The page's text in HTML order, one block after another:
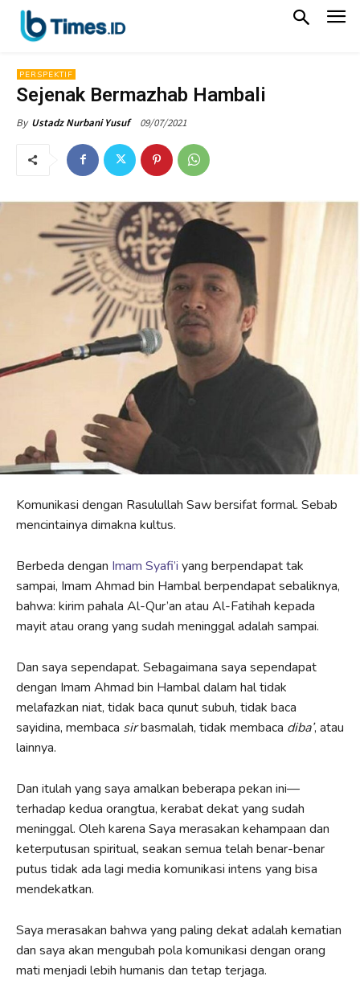
PERSPEKTIF
Sejenak Bermazhab Hambali
By Ustadz Nurbani Yusuf 09/07/2021
Komunikasi dengan Rasulullah Saw bersifat formal. Sebab
mencintainya dimakna kultus.
Berbeda dengan Imam Syafi’i yang berpendapat tak
sampai, Imam Ahmad bin Hambal berpendapat sebaliknya,
bahwa: kirim pahala Al-Qur’an atau Al-Fatihah kepada
mayit atau orang yang sudah meninggal adalah sampai.
Dan saya sependapat. Sebagaimana saya sependapat
dengan Imam Ahmad bin Hambal dalam hal tidak
melafazkan niat, tidak baca qunut subuh, tidak baca
sayidina, membaca sirbasmalah, tidak membaca diba’, atau
lainnya.
Dan itulah yang saya amalkan beberapa pekan ini—
terhadap kedua orangtua, kerabat dekat yang sudah
meninggal. Oleh karena Saya merasakan kehampaan dan
keterputusan spiritual, seakan semua telah benar-benar
putus tidak ada lagi media komunikasi intens yang bisa
mendekatkan.
Saya merasakan bahwa yang paling dekat adalah kematian
dan saya akan mengubah pola komunikasi dengan orang
mati menjadi lebih humanis dan tetap terjaga.